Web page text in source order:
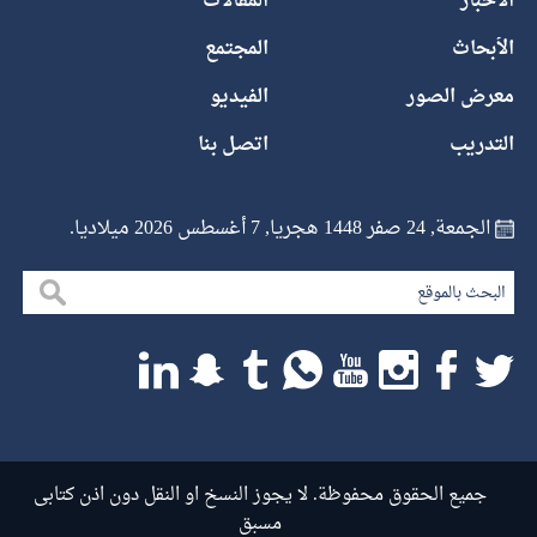
الأبحاث
المجتمع
معرض الصور
الفيديو
التدريب
اتصل بنا
الجمعة, 24 صفر 1448 هجريا, 7 أغسطس 2026 ميلاديا.
جميع الحقوق محفوظة. لا يجوز النسخ او النقل دون اذن كتابى
مسبق